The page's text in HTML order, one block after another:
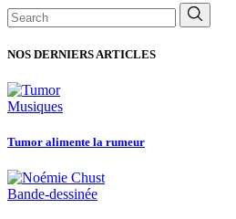
Search
for:
NOS DERNIERS ARTICLES
Musiques
Tumor alimente la rumeur
Bande-dessinée